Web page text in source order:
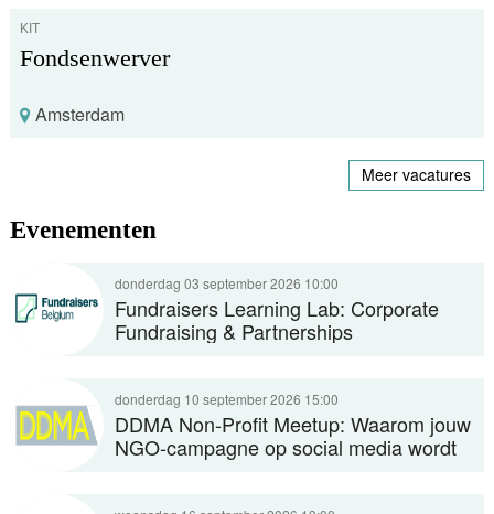
KIT
Fondsenwerver
Amsterdam
Evenementen
Fundraisers Learning Lab: Corporate
Fundraising & Partnerships
DDMA Non-Profit Meetup: Waarom jouw
NGO-campagne op social media wordt
Meer vacatures